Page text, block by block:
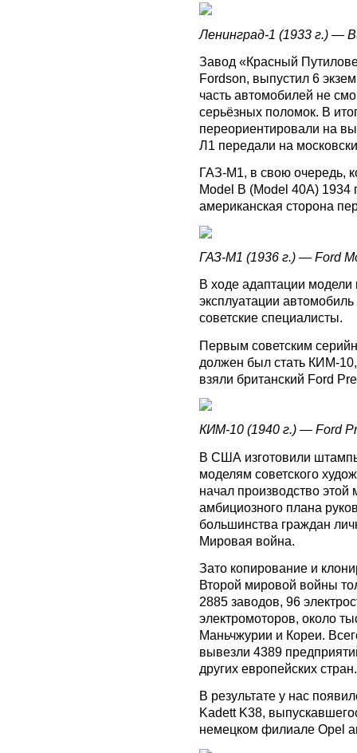
Ленинград-1 (1933 г.) —
Завод «Красный
Fordson, выпустил 6
часть автомобилей не
серьёзных поломок. В
переориентировали на
Л1 передали на
ГАЗ-М1, в свою очередь,
Model B (Model 40A) 1934
американская сторона
ГАЗ-М1 (1936 г.) — Ford
В ходе адаптации
эксплуатации
советские специалисты.
Первым советским
должен был стать КИМ-10,
взяли британский Ford
КИМ-10 (1940 г.) — Ford
В США изготовили
моделям советского
начал производство
амбициозного плана
большинства граждан
Мировая война.
Зато копирование и
Второй мировой войны
2885 заводов, 96
электромоторов, около
Маньчжурии и Кореи.
вывезли 4389
других европейских стран.
В результате у нас
Kadett K38,
немецком филиале Opel